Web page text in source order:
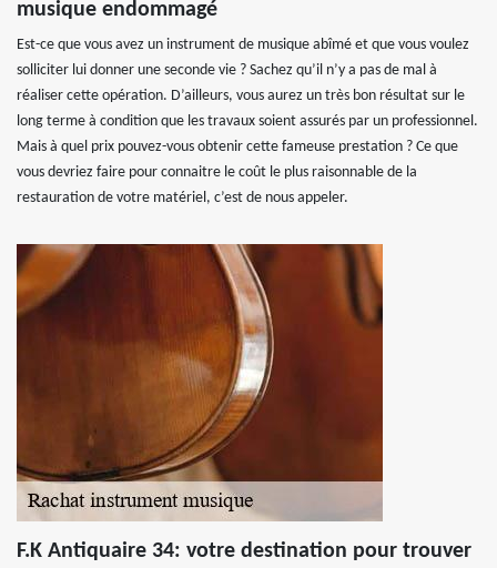
musique endommagé
Est-ce que vous avez un instrument de musique abîmé et que vous voulez
solliciter lui donner une seconde vie ? Sachez qu’il n’y a pas de mal à
réaliser cette opération. D’ailleurs, vous aurez un très bon résultat sur le
long terme à condition que les travaux soient assurés par un professionnel.
Mais à quel prix pouvez-vous obtenir cette fameuse prestation ? Ce que
vous devriez faire pour connaitre le coût le plus raisonnable de la
restauration de votre matériel, c’est de nous appeler.
F.K Antiquaire 34: votre destination pour trouver